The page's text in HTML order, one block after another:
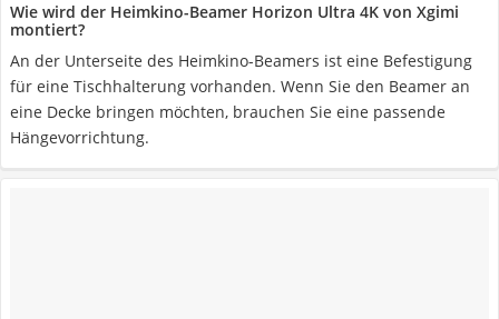
Wie wird der Heimkino-Beamer Horizon Ultra 4K von Xgimi
montiert?
An der Unterseite des Heimkino-Beamers ist eine Befestigung
für eine Tischhalterung vorhanden. Wenn Sie den Beamer an
eine Decke bringen möchten, brauchen Sie eine passende
Hängevorrichtung.